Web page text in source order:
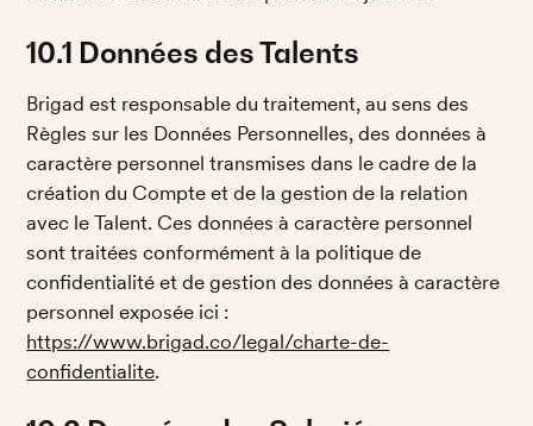
10.1 Données des Talents
Brigad est responsable du traitement, au sens des
Règles sur les Données Personnelles, des données à
caractère personnel transmises dans le cadre de la
création du Compte et de la gestion de la relation
avec le Talent. Ces données à caractère personnel
sont traitées conformément à la politique de
confidentialité et de gestion des données à caractère
personnel exposée ici :
https://www.brigad.co/legal/charte-de-
confidentialite.